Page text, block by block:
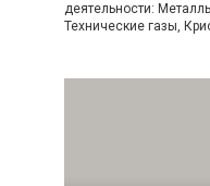
деятельности:
Технические газы,